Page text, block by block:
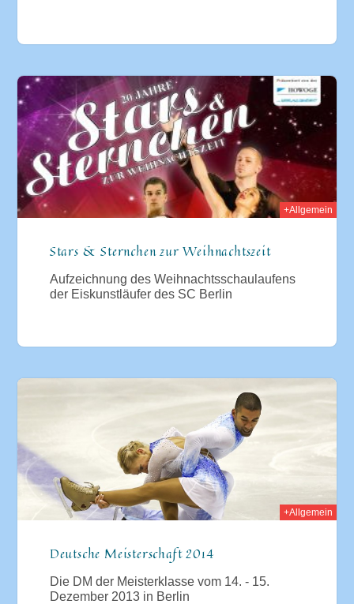
+Allgemein
Stars & Sternchen zur Weihnachtszeit
Aufzeichnung des Weihnachtsschaulaufens
der Eiskunstläufer des SC Berlin
+Allgemein
Deutsche Meisterschaft 2014
Die DM der Meisterklasse vom 14. - 15.
Dezember 2013 in Berlin